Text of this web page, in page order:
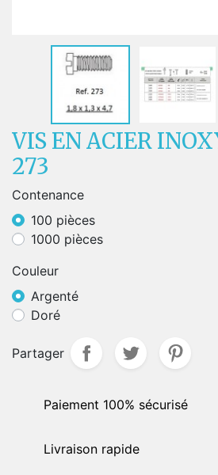
VIS EN ACIER
273
Contenance
100 pièces
1000 pièces
Couleur
Argenté
Doré
Partager
Paiement 100% sécurisé
Livraison rapide